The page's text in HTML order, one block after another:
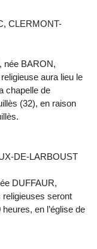
CLERMONT-
, née BARON,
aura lieu le
chapelle de
(32), en raison
DE-LARBOUST
DUFFAUR,
religieuses seront
en l’église de